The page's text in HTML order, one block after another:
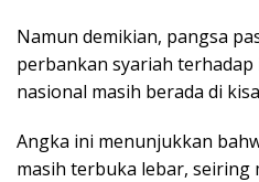
Namun demikian, pangsa
perbankan syariah
nasional masih berada di
Angka ini menunjukkan
masih terbuka lebar, seiring